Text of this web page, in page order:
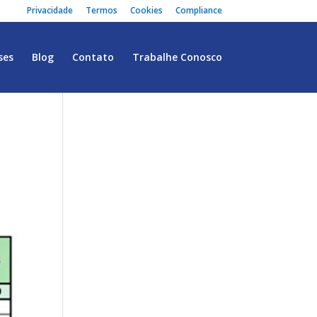
Privacidade Termos Cookies Compliance
Blog Contato Trabalhe Conosco